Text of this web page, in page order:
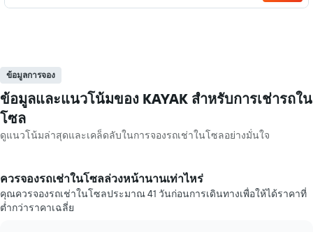
ข้อมูลการจอง
ข้อมูลและแนวโน้มของ KAYAK สำหรับการเช่ารถใน
โซล
ดูแนวโน้มล่าสุดและเคล็ดลับในการจองรถเช่าในโซลอย่างมั่นใจ
ควรจองรถเช่าในโซลล่วงหน้านานเท่าไหร่
คุณควรจองรถเช่าในโซลประมาณ 41 วันก่อนการเดินทางเพื่อให้ได้ราคาที่
ต่ำกว่าราคาเฉลี่ย